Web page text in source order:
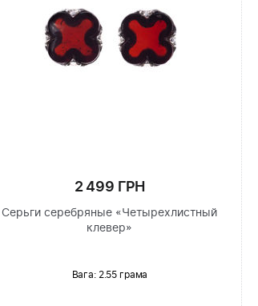
2 499 ГРН
Серьги серебряные «Четырехлистный
клевер»
Вага: 2.55 грама